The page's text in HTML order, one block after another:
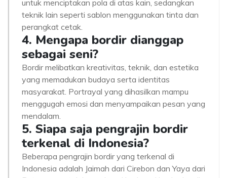
untuk menciptakan pola di atas kain, sedangkan
teknik lain seperti sablon menggunakan tinta dan
perangkat cetak.
4. Mengapa bordir dianggap
sebagai seni?
Bordir melibatkan kreativitas, teknik, dan estetika
yang memadukan budaya serta identitas
masyarakat. Portrayal yang dihasilkan mampu
menggugah emosi dan menyampaikan pesan yang
mendalam.
5. Siapa saja pengrajin bordir
terkenal di Indonesia?
Beberapa pengrajin bordir yang terkenal di
Indonesia adalah Jaimah dari Cirebon dan Yaya dari